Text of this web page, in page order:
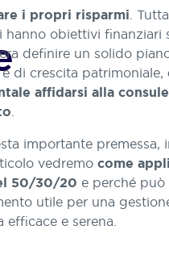
i propri risparmi.
hanno obiettivi finanziari
definire un solido
di crescita patrimoniale,
affidarsi alla
.
importante premessa,
vedremocome
50/30/20 e perché può
utile per una
efficace e serena.